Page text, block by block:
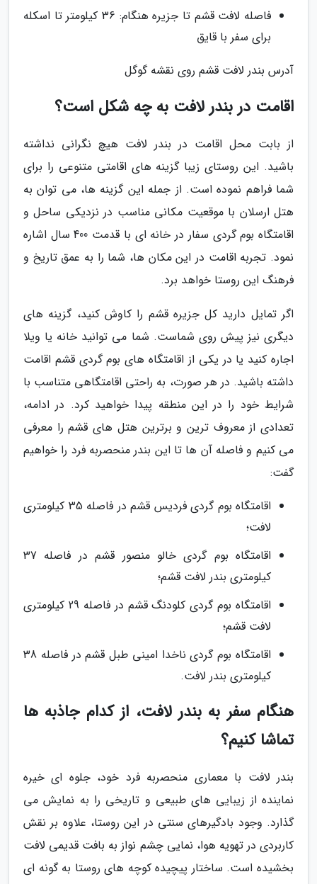
فاصله لافت قشم تا جزیره هنگام: 36 کیلومتر تا اسکله
برای سفر با قایق
آدرس بندر لافت قشم روی نقشه گوگل
اقامت در بندر لافت به چه شکل است؟
از بابت محل اقامت در بندر لافت هیچ نگرانی نداشته
باشید. این روستای زیبا گزینه های اقامتی متنوعی را برای
شما فراهم نموده است. از جمله این گزینه ها، می توان به
هتل ارسلان با موقعیت مکانی مناسب در نزدیکی ساحل و
اقامتگاه بوم گردی سفار در خانه ای با قدمت 400 سال اشاره
نمود. تجربه اقامت در این مکان ها، شما را به عمق تاریخ و
فرهنگ این روستا خواهد برد.
اگر تمایل دارید کل جزیره قشم را کاوش کنید، گزینه های
دیگری نیز پیش روی شماست. شما می توانید خانه یا ویلا
اجاره کنید یا در یکی از اقامتگاه های بوم گردی قشم اقامت
داشته باشید. در هر صورت، به راحتی اقامتگاهی متناسب با
شرایط خود را در این منطقه پیدا خواهید کرد. در ادامه،
تعدادی از معروف ترین و برترین هتل های قشم را معرفی
می کنیم و فاصله آن ها تا این بندر منحصربه فرد را خواهیم
گفت:
اقامتگاه بوم گردی فردیس قشم در فاصله 35 کیلومتری
لافت؛
اقامتگاه بوم گردی خالو منصور قشم در فاصله 37
کیلومتری بندر لافت قشم؛
اقامتگاه بوم گردی کلودنگ قشم در فاصله 29 کیلومتری
لافت قشم؛
اقامتگاه بوم گردی ناخدا امینی طبل قشم در فاصله 38
کیلومتری بندر لافت.
هنگام سفر به بندر لافت، از کدام جاذبه ها
تماشا کنیم؟
بندر لافت با معماری منحصربه فرد خود، جلوه ای خیره
نماینده از زیبایی های طبیعی و تاریخی را به نمایش می
گذارد. وجود بادگیرهای سنتی در این روستا، علاوه بر نقش
کاربردی در تهویه هوا، نمایی چشم نواز به بافت قدیمی لافت
بخشیده است. ساختار پیچیده کوچه های روستا به گونه ای